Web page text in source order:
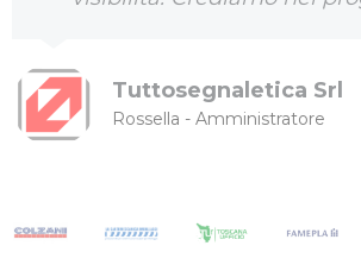
Tuttosegnaletica Srl
Rossella - Amministratore